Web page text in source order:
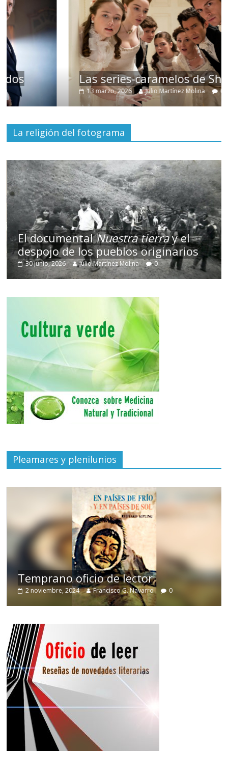
Las series-caramelos de Shondaland
Julio Martínez Molina 0
La religión del fotograma
El documentalNuestra tierray el
despojo de los pueblos originarios
30 junio, 2026 Julio Martínez Molina 0
Pleamares y plenilunios
Temprano oficio de lector
2 noviembre, 2024 Francisco G. Navarro 0